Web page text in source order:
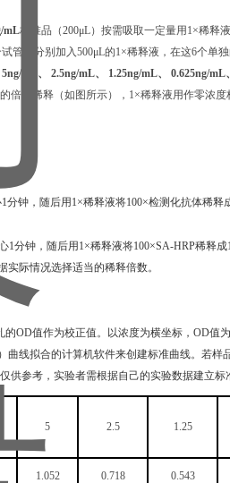
mL标准品（200μL）按需吸取一定量用1×稀释
管中分别加入500μL的1×稀释液，在这6个单
mL、 2.5ng/mL、 1.25ng/mL、 0.625ng/mL
比稀释（如图所示），1×稀释液用作零浓度
1分钟，随后用1×稀释液将100×检测化抗体稀
1分钟，随后用1×稀释液将100×SA-HRP稀释
实际情况选择适当的稀释倍数。
的OD值作为校正值。以浓度为横坐标，OD值
曲线拟合的计算机软件来创建标准曲线。若
供参考，实验者需根据自己的实验数据建立标
5 2.5 1.25
1.052 0.718 0.543